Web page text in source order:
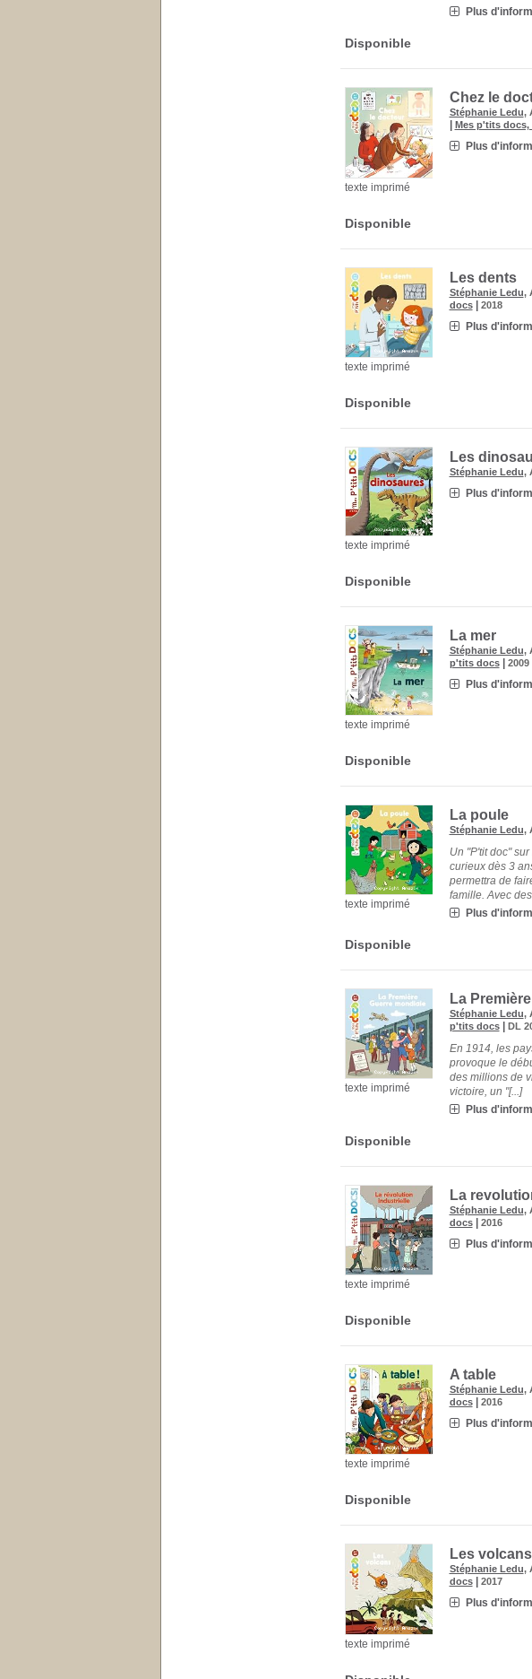
Plus
Disponible
texte imprimé
Chez le
Stéphanie Ledu,
Mes p'tits docs,
Plus
Disponible
texte imprimé
Les dents
Stéphanie Ledu,
docs| 2018
Plus
Disponible
texte imprimé
Les
Stéphanie Ledu,
Plus
Disponible
texte imprimé
La mer
Stéphanie Ledu,
p'tits docs| 2009
Plus
Disponible
texte imprimé
La poule
Stéphanie Ledu,
Un "P'tit doc"
curieux dès 3
permettra de
famille. Avec
Plus
Disponible
texte imprimé
La
Stéphanie Ledu,
p'tits docs| DL
En 1914, les
provoque le
des millions de
victoire, un "[...]
Plus
Disponible
texte imprimé
La
Stéphanie Ledu,
docs| 2016
Plus
Disponible
texte imprimé
A table
Stéphanie Ledu,
docs| 2016
Plus
Disponible
texte imprimé
Les volcans
Stéphanie Ledu,
docs| 2017
Plus